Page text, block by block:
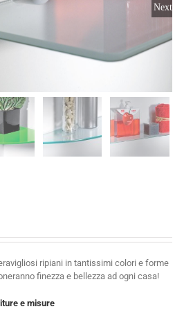
Next
ripiani in tantissimi colori e forme
finezza e bellezza ad ogni casa!
e misure